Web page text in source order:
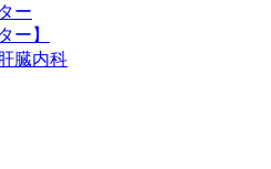
ー
ー】
臓内科